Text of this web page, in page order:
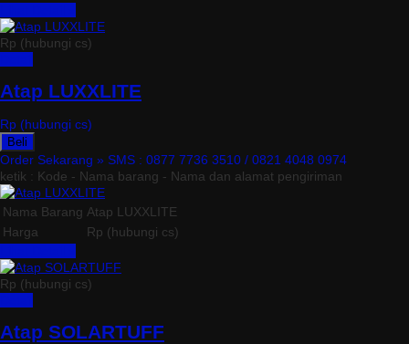
Rp (hubungi cs)
Atap LUXXLITE
Rp (hubungi cs)
Beli
Order Sekarang » SMS : 0877 7736 3510 / 0821 4048 0974
ketik : Kode - Nama barang - Nama dan alamat pengiriman
Nama Barang Atap LUXXLITE
Harga
Rp (hubungi cs)
Rp (hubungi cs)
Atap SOLARTUFF